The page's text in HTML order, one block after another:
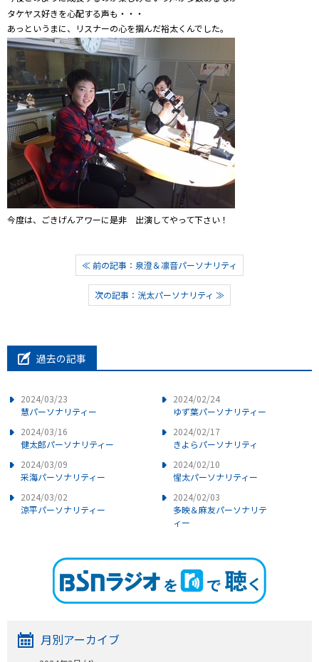
タケヤス好きを心配する声も・・・
あっというまに、リスナーの心を掴んだ裕太くんでした。
今度は、ごきげんアワーに是非 出演してやって下さい！
≪ 前の記事：泉澄＆凛音パーソナリティ
次の記事：洸太パーソナリティ ≫
過去の記事
2024/03/23
慧パーソナリティー
2024/03/16
健太郎パーソナリティー
2024/03/09
采海パーソナリティー
2024/03/02
涼平パーソナリティー
2024/02/24
ゆず葉パーソナリティー
2024/02/17
きよらパーソナリティ
2024/02/10
惺太パーソナリティー
2024/02/03
多映＆麻友パーソナリテ
ィー
月別アーカイブ